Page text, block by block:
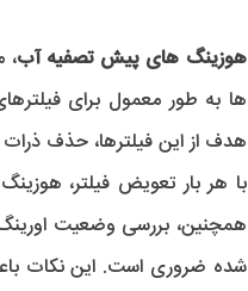
هوزینگ های پیش تصفیه آب
هدف از این فیلترها، حذف